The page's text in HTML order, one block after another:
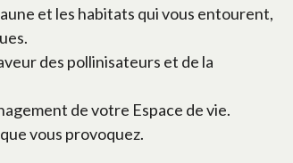
et les habitats qui vous entourent,
des pollinisateurs et de la
de votre Espace de vie.
vous provoquez.